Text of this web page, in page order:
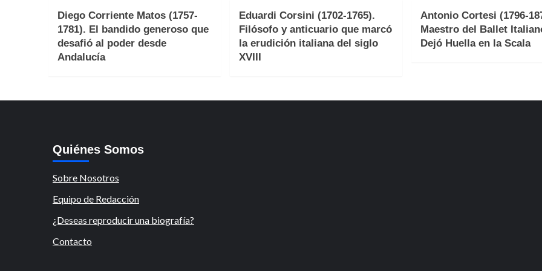
Diego Corriente Matos (1757-
1781). El bandido generoso que
desafió al poder desde
Andalucía
Eduardi Corsini (1702-1765).
Filósofo y anticuario que marcó
la erudición italiana del siglo
XVIII
Antonio Cortesi (1796-
Maestro del Ballet
Dejó Huella en la Scala
Quiénes Somos
Sobre Nosotros
Equipo de Redacción
¿Deseas reproducir una biografía?
Contacto